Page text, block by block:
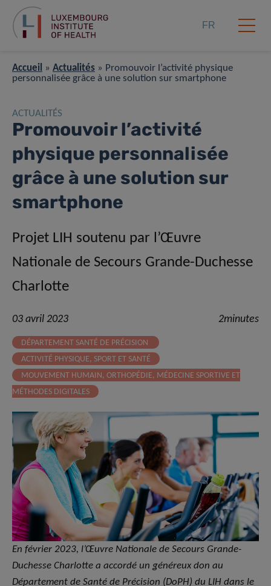
FR
Accueil » Actualités » Promouvoir l’activité physique
personnalisée grâce à une solution sur smartphone
ACTUALITÉS
Promouvoir l’activité
physique personnalisée
grâce à une solution sur
smartphone
Projet LIH soutenu par l’Œuvre
Nationale de Secours Grande-Duchesse
Charlotte
03 avril 2023 2minutes
DÉPARTEMENT SANTÉ DE PRÉCISION
ACTIVITÉ PHYSIQUE, SPORT ET SANTÉ
MOUVEMENT HUMAIN, ORTHOPÉDIE, MÉDECINE SPORTIVE ET
MÉTHODES DIGITALES
En février 2023, l’Œuvre Nationale de Secours Grande-
Duchesse Charlotte a accordé un généreux don au
Département de Santé de Précision (DoPH) du LIH dans le